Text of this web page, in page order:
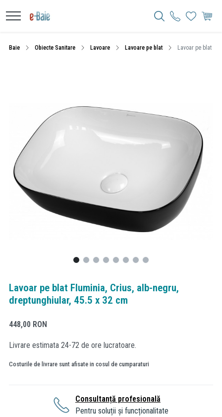
Baie Obiecte Sanitare Lavoare Lavoare pe blat Lavoar pe blat
Lavoar pe blat Fluminia, Crius, alb-negru,
dreptunghiular, 45.5 x 32 cm
448,00 RON
Livrare estimata 24-72 de ore lucratoare.
Costurile de livrare sunt afisate in cosul de cumparaturi
Consultanță profesională
Pentru soluții și funcționalitate